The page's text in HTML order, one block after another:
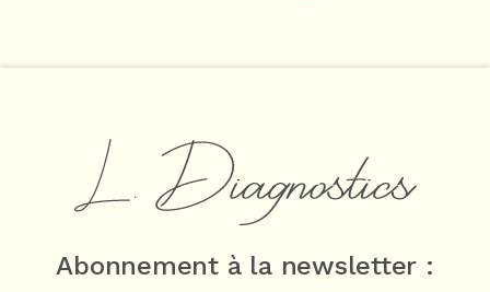
Abonnement à la newsletter :